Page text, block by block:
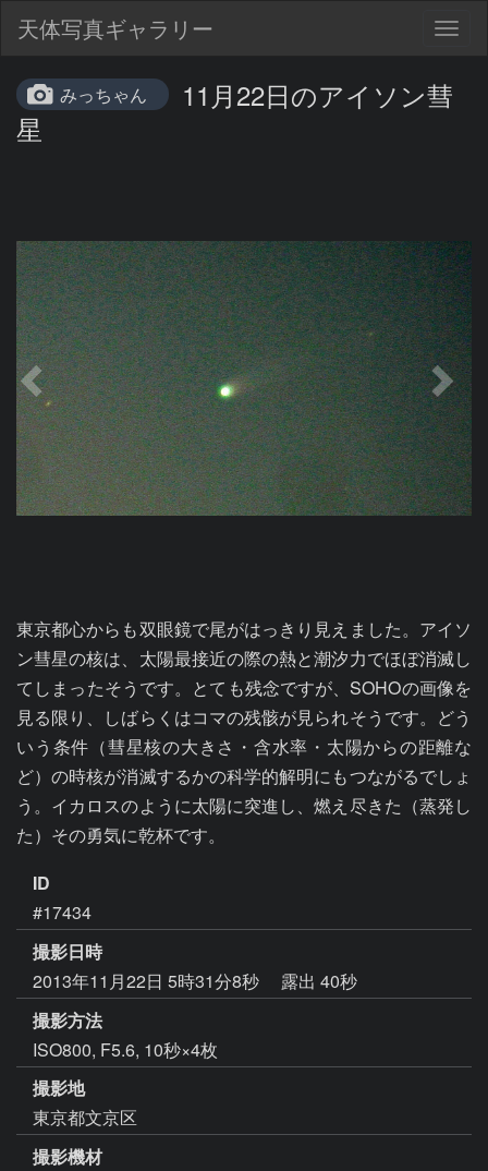
天体写真ギャラリー
みっちゃん
11月22日のアイソン彗
星
東京都心からも双眼鏡で尾がはっきり見えました。アイソ
ン彗星の核は、太陽最接近の際の熱と潮汐力でほぼ消滅し
てしまったそうです。とても残念ですが、SOHOの画像を
見る限り、しばらくはコマの残骸が見られそうです。どう
いう条件（彗星核の大きさ・含水率・太陽からの距離な
ど）の時核が消滅するかの科学的解明にもつながるでしょ
う。イカロスのように太陽に突進し、燃え尽きた（蒸発し
た）その勇気に乾杯です。
ID
#17434
撮影日時
2013年11月22日 5時31分8秒
露出 40秒
撮影方法
ISO800, F5.6, 10秒×4枚
撮影地
東京都文京区
撮影機材